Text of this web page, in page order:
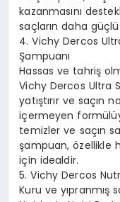
kazanmasını
saçların daha
4. Vichy Dercos
Şampuanı
Hassas ve tahriş
Vichy Dercos Ultra
yatıştırır ve saçın
içermeyen
temizler ve saçın
şampuan, özellikle
için idealdir.
5. Vichy Dercos
Kuru ve yıpranmış